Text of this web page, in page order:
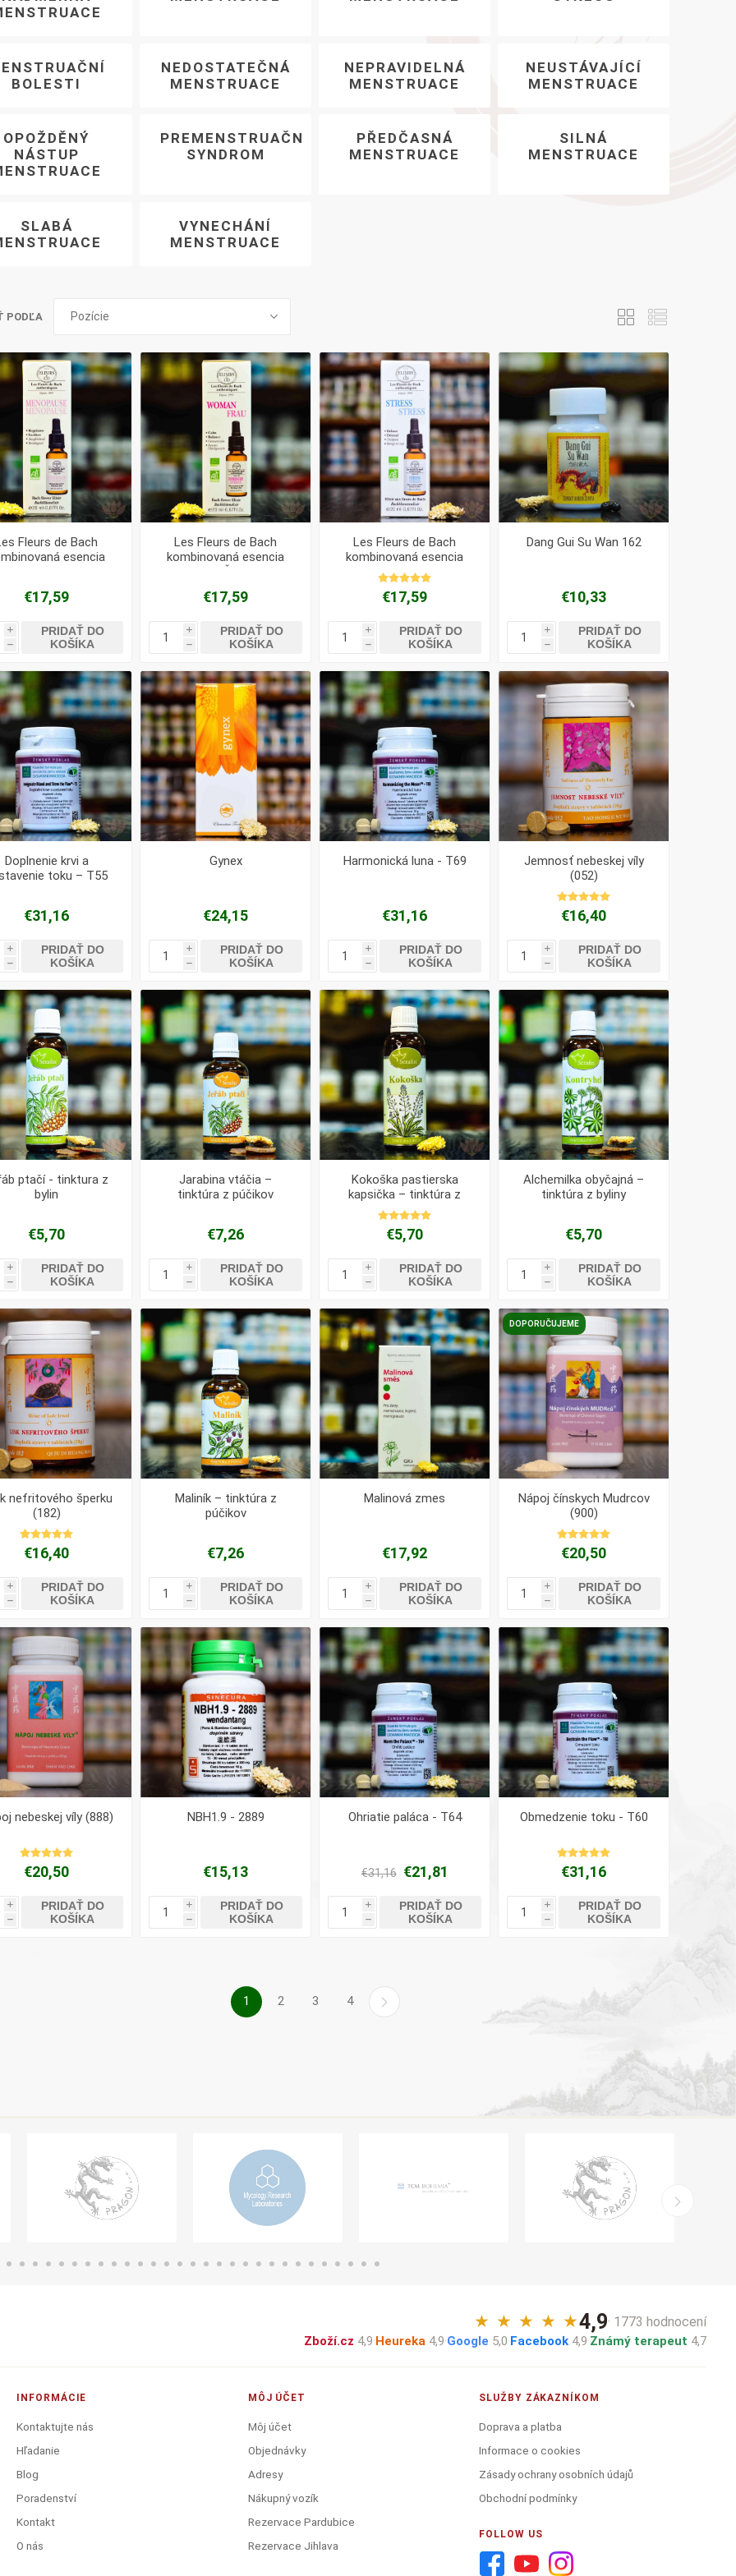
BOLESTI
NEDOSTATEČNÁ
MENSTRUACE
NEPRAVIDELNÁ
MENSTRUACE
NEUSTÁVAJÍCÍ
MENSTRUACE
OPOŽDĚNÝ
NÁSTUP
PREMENSTRUAČNÍ
SYNDROM
PŘEDČASNÁ
MENSTRUACE
SILNÁ
MENSTRUACE
SLABÁ
VYNECHÁNÍ
MENSTRUACE
PODĽA
Fleurs de Bach
esencia
€17,59
i
h
PRIDAŤ DO
KOŠÍKA
Les Fleurs de Bach
kombinovaná esencia
Pre Ženy
€17,59
i
h
PRIDAŤ DO
KOŠÍKA
Les Fleurs de Bach
kombinovaná esencia
Stres
€17,59
i
h
PRIDAŤ DO
KOŠÍKA
Dang Gui Su Wan 162
€10,33
i
h
PRIDAŤ DO
KOŠÍKA
Doplnenie krvi a
toku – T55
€31,16
i
h
PRIDAŤ DO
KOŠÍKA
Gynex
€24,15
i
h
PRIDAŤ DO
KOŠÍKA
Harmonická luna - T69
€31,16
i
h
PRIDAŤ DO
KOŠÍKA
Jemnosť nebeskej víly
(052)
€16,40
i
h
PRIDAŤ DO
KOŠÍKA
ptačí - tinktura z
bylin
€5,70
i
h
PRIDAŤ DO
KOŠÍKA
Jarabina vtáčia –
tinktúra z púčikov
€7,26
i
h
PRIDAŤ DO
KOŠÍKA
Kokoška pastierska
kapsička – tinktúra z
bylín
€5,70
i
h
PRIDAŤ DO
KOŠÍKA
Alchemilka obyčajná –
tinktúra z byliny
€5,70
i
h
PRIDAŤ DO
KOŠÍKA
nefritového šperku
(182)
€16,40
i
h
PRIDAŤ DO
KOŠÍKA
Maliník – tinktúra z
púčikov
€7,26
i
h
PRIDAŤ DO
KOŠÍKA
Malinová zmes
€17,92
i
h
PRIDAŤ DO
KOŠÍKA
DOPORUČUJEME
Nápoj čínskych Mudrcov
(900)
€20,50
i
h
PRIDAŤ DO
KOŠÍKA
nebeskej víly (888)
€20,50
i
h
PRIDAŤ DO
KOŠÍKA
NBH1.9 - 2889
€15,13
i
h
PRIDAŤ DO
KOŠÍKA
Ohriatie paláca - T64
€31,16 €21,81
i
h
PRIDAŤ DO
KOŠÍKA
Obmedzenie toku - T60
€31,16
i
h
PRIDAŤ DO
KOŠÍKA
1 2 3 4
★ ★ ★ ★ ★4,9· 1773 hodnocení
Zboží.cz 4,9·Heureka 4,9·Google 5,0·Facebook 4,9·Známý terapeut 4,7
INFORMÁCIE
Kontaktujte nás
Hľadanie
Blog
Poradenství
Kontakt
O nás
MÔJ ÚČET
Môj účet
Objednávky
Adresy
Nákupný vozík
Rezervace Pardubice
Rezervace Jihlava
SLUŽBY ZÁKAZNÍKOM
Doprava a platba
Informace o cookies
Zásady ochrany osobních údajů
Obchodní podmínky
FOLLOW US